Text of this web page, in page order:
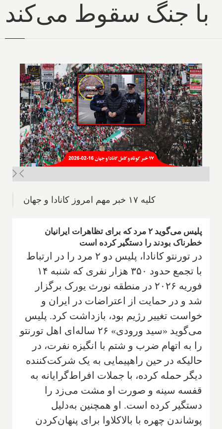
با جنگ سقوط می‌کند
کلیه ۱۷ خبر مهم امروز کانادا و جهان
پلیس می‌گوید ۲ مرد که برای تظاهرات ایرانیان
خطرناک بودند را دستگیر کرده است
در تورنتو کانادا، پلیس دو ۲ مرد را در ارتباط
با تجمع حدود ۳۵۰ هزار نفری که شنبه ۱۴
فوریه ۲۰۲۶ در منطقه نورث یورک برگزار
شد و در حمایت از اعتراضات در ایران و
خواست تغییر رژیم بود، بازداشت کرد. پلیس
می‌گوید «سید ورودی» ۲۶ ساله‌ای اهل تورنتو
را به اتهام ضرب و شتم با انگیزه نفرت، در
حالیکه در حین راهپیمایی به یک شرکت‌کننده
دیگر حمله کرده، با جملات افراط‌گرایانه به
قفسه سینه و صورت او مشت می‌زد را
دستگیر کرده است. او همچنین به‌دلیل
پوشاندن چهره با بالاکلاوا برای پنهان‌کردن